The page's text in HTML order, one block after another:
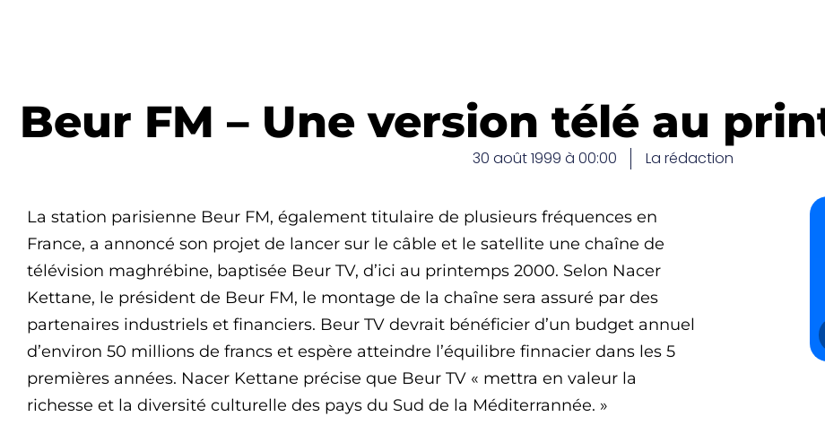
Beur FM – Une version télé au
30 août 1999 à 00:00 La rédaction
La station parisienne Beur FM, également titulaire de plusieurs fréquences en
France, a annoncé son projet de lancer sur le câble et le satellite une chaîne de
télévision maghrébine, baptisée Beur TV, d’ici au printemps 2000. Selon Nacer
Kettane, le président de Beur FM, le montage de la chaîne sera assuré par des
partenaires industriels et financiers. Beur TV devrait bénéficier d’un budget annuel
d’environ 50 millions de francs et espère atteindre l’équilibre finnacier dans les 5
premières années. Nacer Kettane précise que Beur TV « mettra en valeur la
richesse et la diversité culturelle des pays du Sud de la Méditerrannée. »